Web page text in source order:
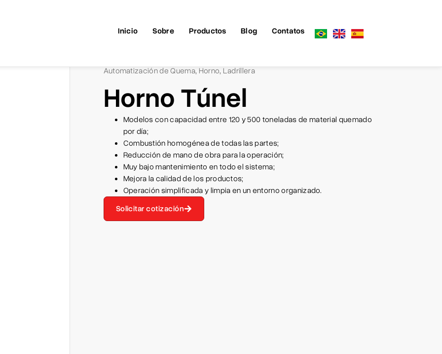
Inicio Sobre Productos Blog Contatos
Automatización de Quema, Horno, Ladrillera
Horno Túnel
Modelos con capacidad entre 120 y 500 toneladas de material quemado
por día;
Combustión homogénea de todas las partes;
Reducción de mano de obra para la operación;
Muy bajo mantenimiento en todo el sistema;
Mejora la calidad de los productos;
Operación simplificada y limpia en un entorno organizado.
Solicitar cotización